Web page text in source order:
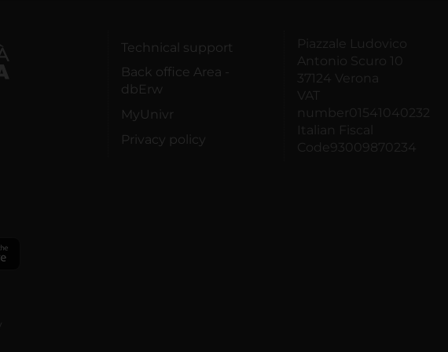
Technical support
Back office Area -
dbErw
MyUnivr
Privacy policy
Piazzale Ludovico
Antonio Scuro 10
37124 Verona
VAT
number01541040232
Italian Fiscal
Code93009870234